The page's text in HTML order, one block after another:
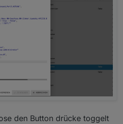
den Button drücke toggelt